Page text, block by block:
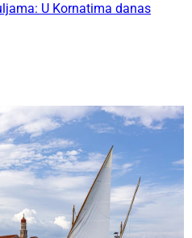
U Kornatima danas